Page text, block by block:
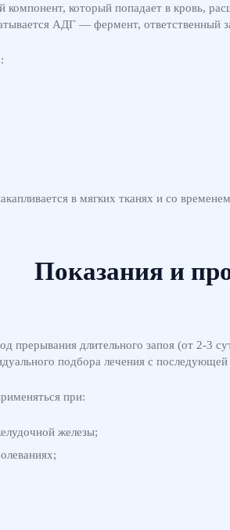
который попадает в кровь,
АДГ — фермент, ответственный
в мягких тканях и со
Показания и
прерывания длительного запоя (от 2-3
подбора лечения с
при:
железы;